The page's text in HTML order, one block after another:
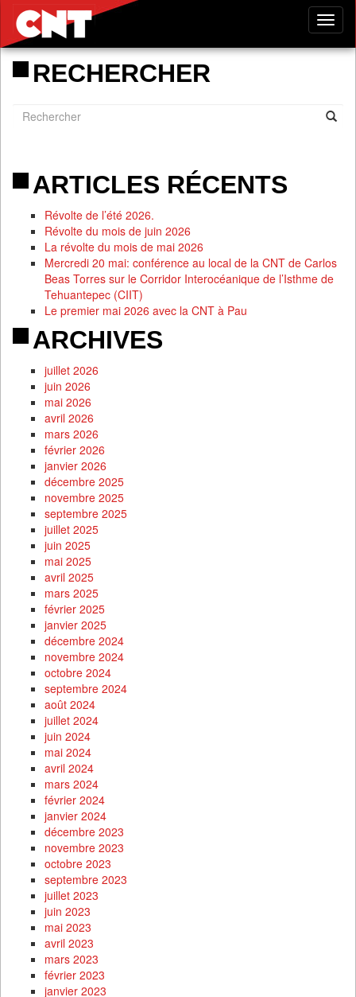
RECHERCHER
ARTICLES RÉCENTS
Révolte de l’été 2026.
Révolte du mois de juin 2026
La révolte du mois de mai 2026
Mercredi 20 mai: conférence au local de la CNT de Carlos
Beas Torres sur le Corridor Interocéanique de l’Isthme de
Tehuantepec (CIIT)
Le premier mai 2026 avec la CNT à Pau
ARCHIVES
juillet 2026
juin 2026
mai 2026
avril 2026
mars 2026
février 2026
janvier 2026
décembre 2025
novembre 2025
septembre 2025
juillet 2025
juin 2025
mai 2025
avril 2025
mars 2025
février 2025
janvier 2025
décembre 2024
novembre 2024
octobre 2024
septembre 2024
août 2024
juillet 2024
juin 2024
mai 2024
avril 2024
mars 2024
février 2024
janvier 2024
décembre 2023
novembre 2023
octobre 2023
septembre 2023
juillet 2023
juin 2023
mai 2023
avril 2023
mars 2023
février 2023
janvier 2023